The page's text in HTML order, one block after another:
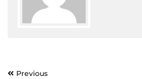
PostPrevious